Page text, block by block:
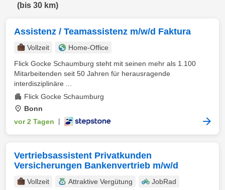
(bis 30 km)
Assistenz / Teamassistenz m/w/d Faktura
Vollzeit
Home-Office
Flick Gocke Schaumburg steht mit seinen mehr als 1.100
Mitarbeitenden seit 50 Jahren für herausragende
interdisziplinäre ...
Flick Gocke Schaumburg
Bonn
vor 2 Tagen
Vertriebsassistent Privatkunden
Versicherungen Bankenvertrieb m/w/d
Vollzeit Attraktive Vergütung JobRad